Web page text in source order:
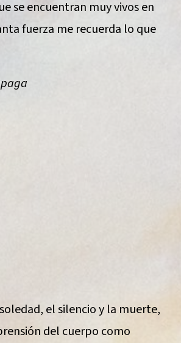
se encuentran muy vivos en
fuerza me recuerda lo que
el silencio y la muerte,
del cuerpo como